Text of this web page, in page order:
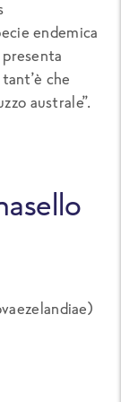
endemica
che
australe”.
)